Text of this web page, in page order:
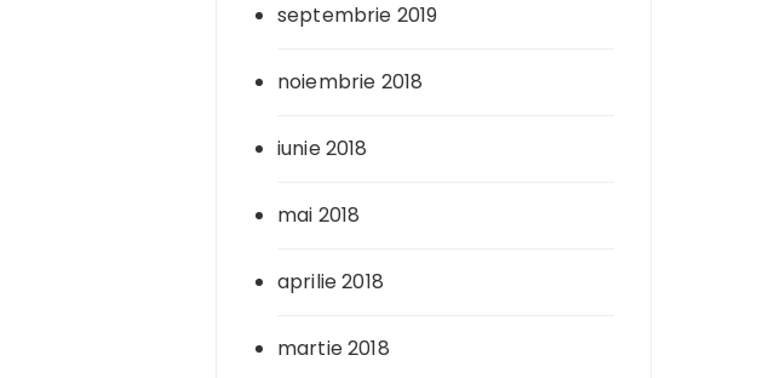
septembrie 2019
noiembrie 2018
iunie 2018
mai 2018
aprilie 2018
martie 2018